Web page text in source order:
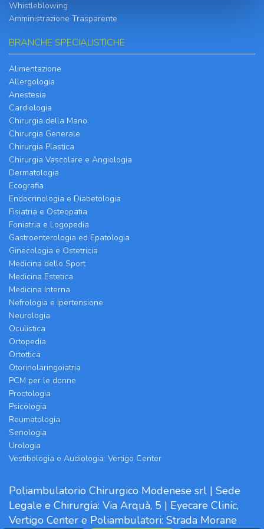
Whistleblowing
Amministrazione Trasparente
BRANCHE SPECIALISTICHE
Alimentazione
Allergologia
Anestesia
Cardiologia
Chirurgia della Mano
Chirurgia Generale
Chirurgia Plastica
Chirurgia Vascolare e Angiologia
Dermatologia
Ecografia
Endocrinologia e Diabetologia
Fisiatria e Osteopatia
Foniatria e Logopedia
Gastroenterologia ed Epatologia
Ginecologia e Ostetricia
Medicina dello Sport
Medicina Estetica
Medicina Interna
Nefrologia e Ipertensione
Neurologia
Oculistica
Ortopedia
Ortottica
Otorinolaringoiatria
PCM per le donne
Proctologia
Psicologia
Reumatologia
Senologia
Urologia
Vestibologia e Audiologia: Vertigo Center
Poliambulatorio Chirurgico Modenese srl | Sede
Legale e Chirurgia: Via Arquà, 5 | Eyecare Clinic,
Vertigo Center e Poliambulatori: Strada Morane